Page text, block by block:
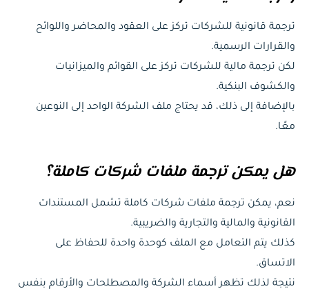
ترجمة قانونية للشركات تركز على العقود والمحاضر واللوائح
والقرارات الرسمية.
لكن ترجمة مالية للشركات تركز على القوائم والميزانيات
والكشوف البنكية.
بالإضافة إلى ذلك، قد يحتاج ملف الشركة الواحد إلى النوعين
معًا.
هل يمكن ترجمة ملفات شركات كاملة؟
نعم، يمكن ترجمة ملفات شركات كاملة تشمل المستندات
القانونية والمالية والتجارية والضريبية.
كذلك يتم التعامل مع الملف كوحدة واحدة للحفاظ على
الاتساق.
نتيجة لذلك تظهر أسماء الشركة والمصطلحات والأرقام بنفس